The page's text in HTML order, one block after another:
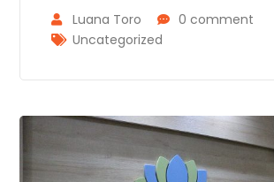
Luana Toro
0 comment
Uncategorized